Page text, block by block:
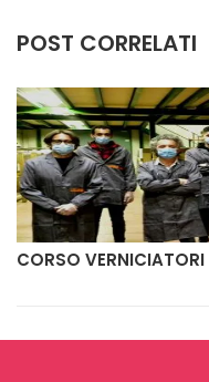
POST CORRELATI
VERNICIATORI